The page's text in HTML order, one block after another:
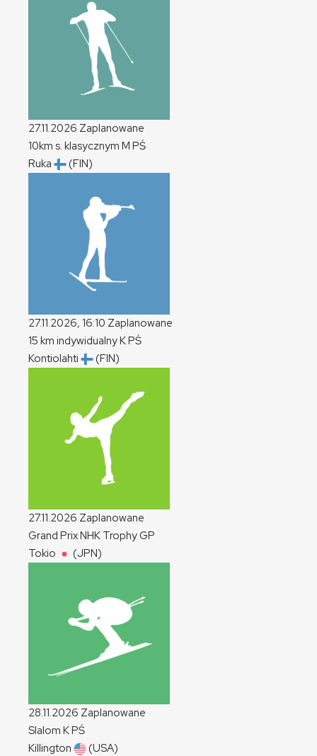
27.11.2026 Zaplanowane
10km s. klasycznym M PŚ
Ruka
(FIN)
27.11.2026, 16:10 Zaplanowane
15 km indywidualnyKPŚ
Kontiolahti
(FIN)
27.11.2026 Zaplanowane
Grand Prix NHK TrophyGP
Tokio
(JPN)
28.11.2026 Zaplanowane
Slalom KPŚ
Killington
(USA)